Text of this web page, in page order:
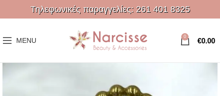
Τηλεφωνικές παραγγελίες: 261 401 8325
MENU 0 €0.00